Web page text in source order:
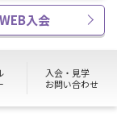
WEB入会
入会・見学
お問い合わせ